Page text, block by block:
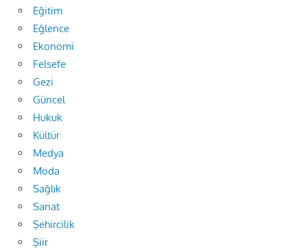
Eğitim
Eğlence
Ekonomi
Felsefe
Gezi
Güncel
Hukuk
Kültür
Medya
Moda
Sağlık
Sanat
Şehircilik
Şiir